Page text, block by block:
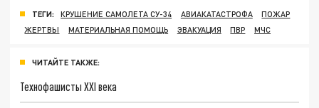
ТЕГИ: КРУШЕНИЕ САМОЛЕТА СУ-34 АВИАКАТАСТРОФА
ПОЖАР
ЖЕРТВЫ
МАТЕРИАЛЬНАЯ ПОМОЩЬ ЭВАКУАЦИЯ ПВР МЧС
ЧИТАЙТЕ ТАКЖЕ:
Технофашисты XXI века